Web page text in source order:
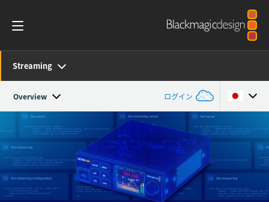
Streaming
Overview ログイン
Overview
SDK and Software
Resources
Argentina
Australia
Austria